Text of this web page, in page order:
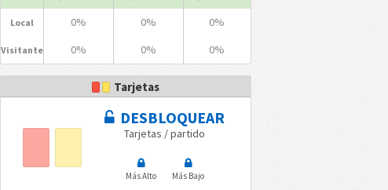
Local 0% 0% 0%
Visitante 0% 0% 0%
Tarjetas
DESBLOQUEAR
Tarjetas / partido
Más Alto
Más Bajo